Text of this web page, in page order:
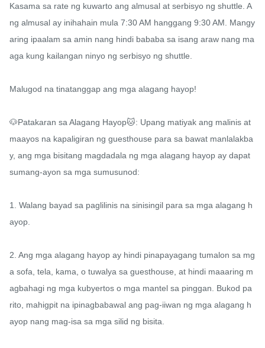
Kasama sa rate ng kuwarto ang almusal at serbisyo ng shuttle. A
ng almusal ay inihahain mula 7:30 AM hanggang 9:30 AM. Mangy
aring ipaalam sa amin nang hindi bababa sa isang araw nang ma
aga kung kailangan ninyo ng serbisyo ng shuttle.
Malugod na tinatanggap ang mga alagang hayop!
🐶Patakaran sa Alagang Hayop🐱: Upang matiyak ang malinis at
maayos na kapaligiran ng guesthouse para sa bawat manlalakba
y, ang mga bisitang magdadala ng mga alagang hayop ay dapat
sumang-ayon sa mga sumusunod:
1. Walang bayad sa paglilinis na sinisingil para sa mga alagang h
ayop.
2. Ang mga alagang hayop ay hindi pinapayagang tumalon sa mg
a sofa, tela, kama, o tuwalya sa guesthouse, at hindi maaaring m
agbahagi ng mga kubyertos o mga mantel sa pinggan. Bukod pa
rito, mahigpit na ipinagbabawal ang pag-iiwan ng mga alagang h
ayop nang mag-isa sa mga silid ng bisita.